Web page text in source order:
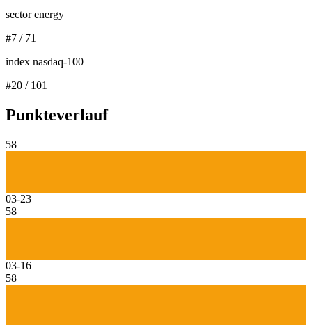
sector energy
#7 / 71
index nasdaq-100
#20 / 101
Punkteverlauf
58
03-23
58
03-16
58